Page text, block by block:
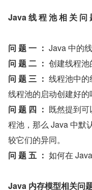
Java 线 程 池 相 关 问
问 题 一 ： Java 中的
问 题 二 ： 创建线程池
问 题 三 ： 线程池中
线程池的启动创建好的
问 题 四 ： 既然提到
程池，那么 Java 中默
较它们的异同。
问 题 五 ： 如何在
Java 内存模型相关问